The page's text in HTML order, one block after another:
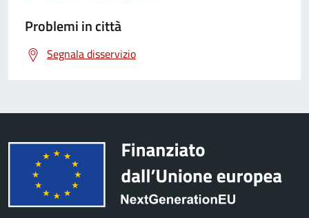
Problemi in città
Segnala disservizio